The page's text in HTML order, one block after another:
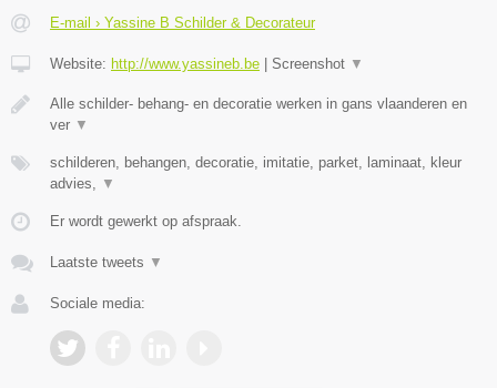
E-mail › Yassine B Schilder & Decorateur
Website: http://www.yassineb.be Screenshot ▼
Alle schilder- behang- en decoratie werken in gans vlaanderen en
ver ▼
schilderen, behangen, decoratie, imitatie, parket, laminaat, kleur
advies, ▼
Er wordt gewerkt op afspraak.
Laatste tweets ▼
Sociale media: